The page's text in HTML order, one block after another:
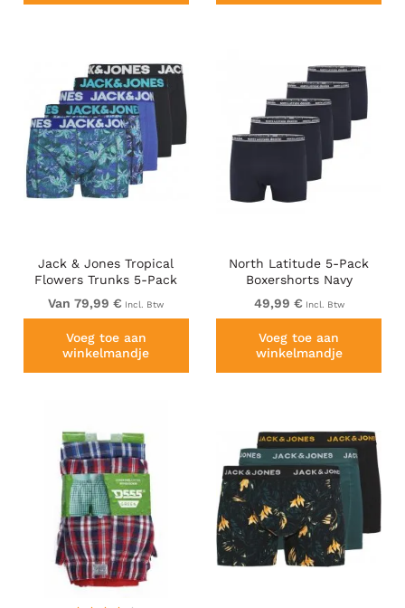
Jack & Jones Tropical
Flowers Trunks 5-Pack
Blue
Van 79,99 € Incl. Btw
Voeg toe aan
winkelmandje
North Latitude 5-Pack
Boxershorts Navy
49,99 € Incl. Btw
Voeg toe aan
winkelmandje